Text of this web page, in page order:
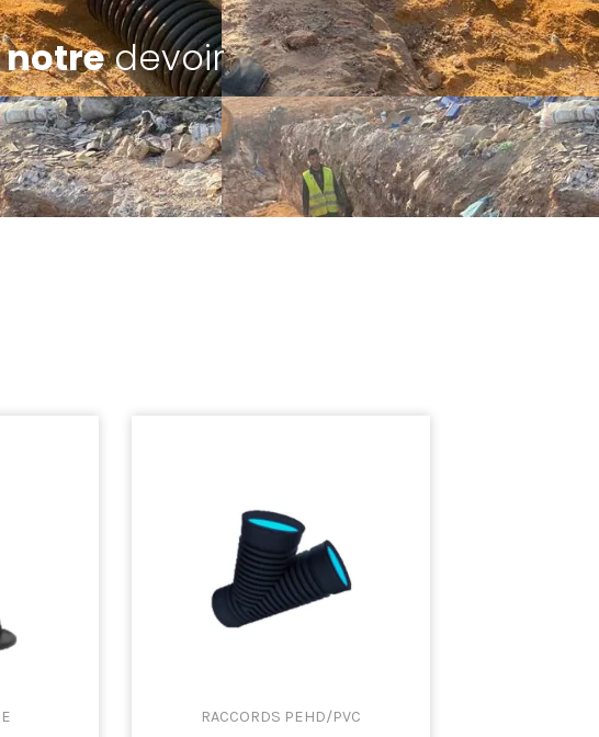
notredevoir
RACCORDS PEHD/PVC